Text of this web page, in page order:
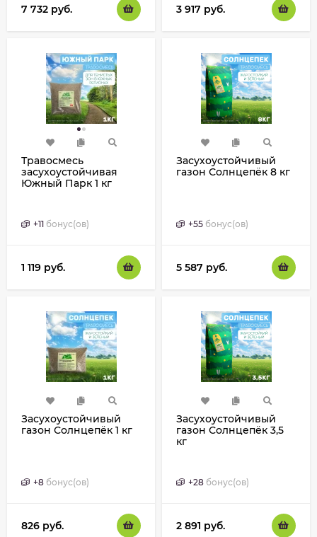
7 732 руб. 3 917 руб.
Травосмесь
засухоустойчивая
Южный Парк 1 кг
+11 бонус(ов)
1 119 руб.
Засухоустойчивый
газон Солнцепёк 8 кг
+55 бонус(ов)
5 587 руб.
Засухоустойчивый
газон Солнцепёк 1 кг
+8 бонус(ов)
826 руб.
Засухоустойчивый
газон Солнцепёк 3,5
кг
+28 бонус(ов)
2 891 руб.